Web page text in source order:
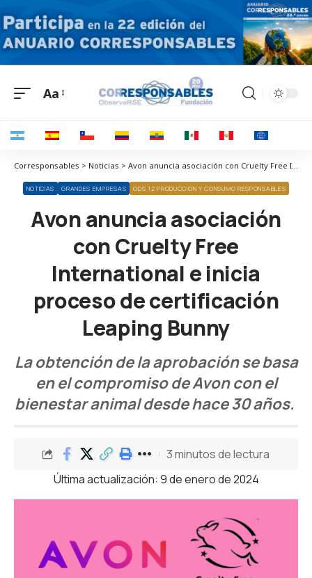
Aa
Corresponsables > Noticias > Avon anuncia asociación con Cruelty Free International e inicia proceso de certificación Leaping Bunny
NOTICIAS GRANDES EMPRESAS ODS 12 PRODUCCIÓN Y CONSUMO RESPONSABLES
Avon anuncia asociación
con Cruelty Free
International e inicia
proceso de certificación
Leaping Bunny
La obtención de la aprobación se basa
en el compromiso de Avon con el
bienestar animal desde hace 30 años.
Última actualización: 9 de enero de 2024
3 minutos de lectura